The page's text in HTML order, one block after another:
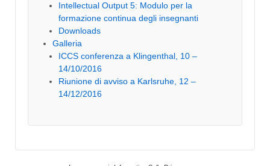
Intellectual Output 5: Modulo per la
formazione continua degli insegnanti
Downloads
Galleria
ICCS conferenza a Klingenthal, 10 –
14/10/2016
Riunione di avviso a Karlsruhe, 12 –
14/12/2016